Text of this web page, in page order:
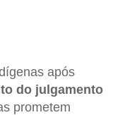
após
do julgamento
prometem